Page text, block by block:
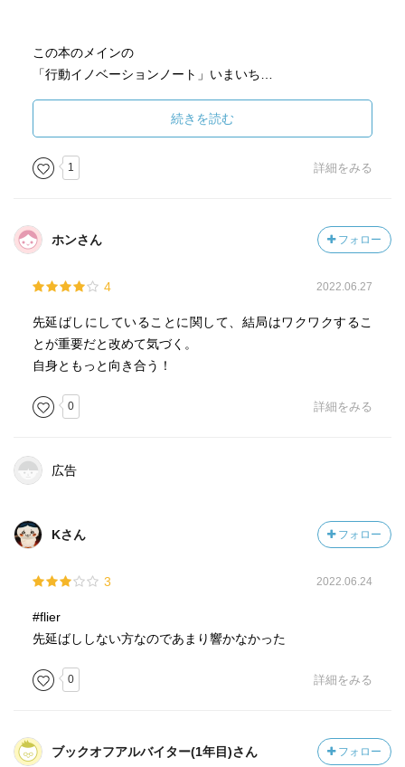
この本のメインの
「行動イノベーションノート」いまいち…
やり方
①はじめのページに「ぶっとんだ目標」を書く(イメージボ
ードとか宝地図みたいなかんじ？写真とかもいれるみたい)
毎日書くページを4分割して、
①左上に昨日1日の、嬉しかったこと・感謝したいこと・よ
②右上に、それぞれ書いてみて改めて気づいたこと・感じ
たことを書く(それぞれについて)
③目標ページを10秒眺める
問し、左下に何がしたいかを思いつくまま書く
く
を引く
④⑤が、難しそう。
まず１０秒でいいから手をつけて習慣化しよう！みたいな
話
あとビジネスマン(ウーマン)用だと思った。
続きを読む
1 詳細をみる
ホンさん フォロー
4 2022.06.27
先延ばしにしていることに関して、結局はワクワクするこ
とが重要だと改めて気づく。
自身ともっと向き合う！
0 詳細をみる
広告
Kさん フォロー
3 2022.06.24
#flier
先延ばししない方なのであまり響かなかった
0 詳細をみる
ブックオフアルバイター(1年目)さん フォロー